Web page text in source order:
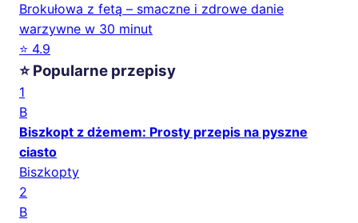
Brokułowa z fetą – smaczne i zdrowe danie
warzywne w 30 minut
⭐ 4.9
⭐ Popularne przepisy
1
B
Biszkopt z dżemem: Prosty przepis na pyszne
ciasto
Biszkopty
2
B